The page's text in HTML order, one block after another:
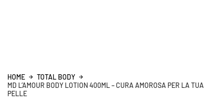
HOME
TOTAL BODY
MD L’AMOUR BODY LOTION 400ML – CURA AMOROSA PER LA TUA
PELLE